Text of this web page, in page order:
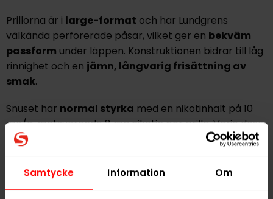
Samtycke Information Om
Prillorna är i large-format och har Lundgrens
välkända perforerade påsar, vilket ger en bekväm
passform under läppen. Konstruktionen bidrar till låg
rinnighet och en jämn, långvarig frisättning av
smak.
Snuset har normal styrka med en nikotinhalt på 10
mg/g, motsvarande 8 mg nikotin per prilla. Varje dosa
innehåller 22 portioner som väger 0,8 gram styck,
Ingredienser: Tobak, vatten, salt, natriumkarbonat,